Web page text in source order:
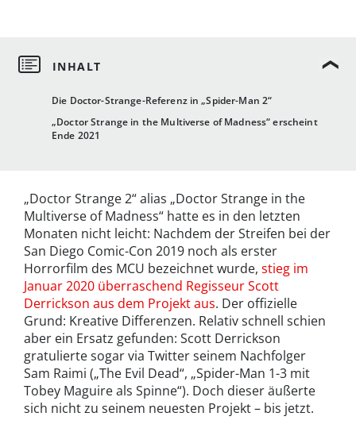
Die Doctor-Strange-Referenz in „Spider-Man 2“
„Doctor Strange in the Multiverse of Madness“ erscheint
Ende 2021
„Doctor Strange 2“ alias „Doctor Strange in the
Multiverse of Madness“ hatte es in den letzten
Monaten nicht leicht: Nachdem der Streifen bei der
San Diego Comic-Con 2019 noch als erster
Horrorfilm des MCU bezeichnet wurde, stieg im
Januar 2020 überraschend Regisseur Scott
Derrickson aus dem Projekt aus. Der offizielle
Grund: Kreative Differenzen. Relativ schnell schien
aber ein Ersatz gefunden: Scott Derrickson
gratulierte sogar via Twitter seinem Nachfolger
Sam Raimi („The Evil Dead“, „Spider-Man 1-3 mit
Tobey Maguire als Spinne“). Doch dieser äußerte
sich nicht zu seinem neuesten Projekt – bis jetzt.